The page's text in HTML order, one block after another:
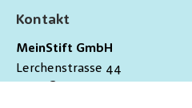
Kontakt
MeinStift GmbH
Lerchenstrasse 44
9200 Gossau